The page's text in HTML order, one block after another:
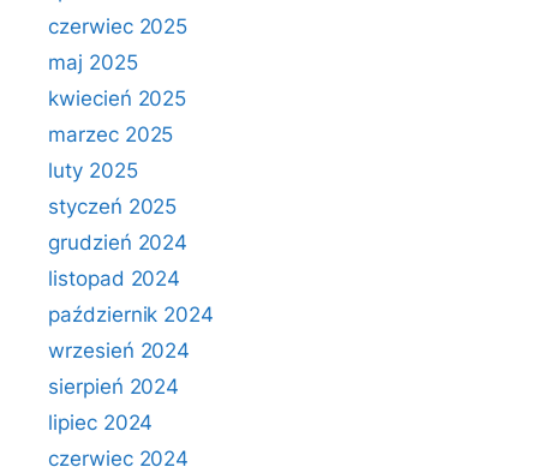
czerwiec 2025
maj 2025
kwiecień 2025
marzec 2025
luty 2025
styczeń 2025
grudzień 2024
listopad 2024
październik 2024
wrzesień 2024
sierpień 2024
lipiec 2024
czerwiec 2024